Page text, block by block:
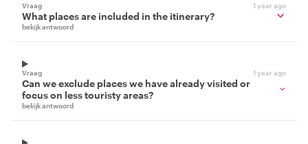
Vraag 1 year ago
What places are included in the itinerary?
bekijk antwoord
Vraag 1 year ago
Can we exclude places we have already visited or
focus on less touristy areas?
bekijk antwoord